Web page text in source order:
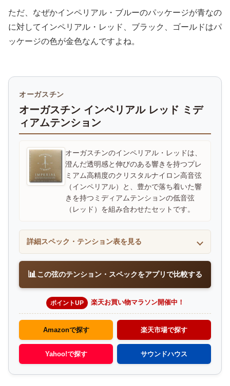
ただ、なぜかインペリアル・ブルーのパッケージが青なの
に対してインペリアル・レッド、ブラック、ゴールドはパ
ッケージの色が金色なんですよね。
オーガスチン
オーガスチン インペリアル レッド ミデ
ィアムテンション
オーガスチンのインペリアル・レッドは、
澄んだ透明感と伸びのある響きを持つプレ
ミアム高精度のクリスタルナイロン高音弦
（インペリアル）と、豊かで落ち着いた響
きを持つミディアムテンションの低音弦
（レッド）を組み合わせたセットです。
詳細スペック・テンション表を見る
📊この弦のテンション・スペックをアプリで比較する
ポイントUP 楽天お買い物マラソン開催中！
Amazonで探す 楽天市場で探す
Yahoo!で探す サウンドハウス